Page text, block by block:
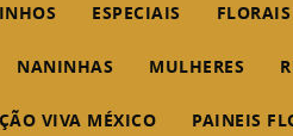
ESPECIAIS FLORAIS
NANINHAS MULHERES
VIVA MÉXICO PAINEIS